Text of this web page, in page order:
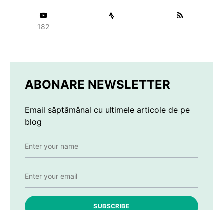
182
ABONARE NEWSLETTER
Email săptămânal cu ultimele articole de pe
blog
SUBSCRIBE